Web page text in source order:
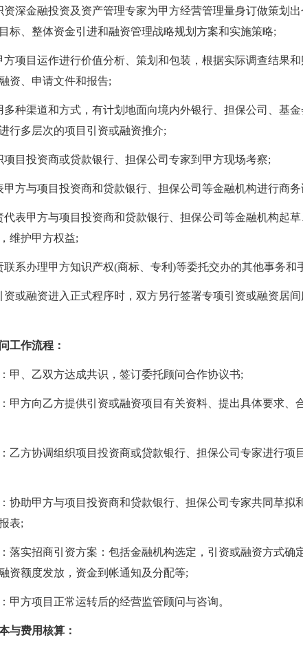
金融投资及资产管理专家为甲方经营管理量身订做策划出
标、整体资金引进和融资管理战略规划方案和实施策略;
目运作进行价值分析、策划和包装，根据实际调查结果和
资、申请文件和报告;
渠道和方式，有计划地面向境内外银行、担保公司、基金
行多层次的项目引资或融资推介;
投资商或贷款银行、担保公司专家到甲方现场考察;
与项目投资商和贷款银行、担保公司等金融机构进行商务
甲方与项目投资商和贷款银行、担保公司等金融机构起草
维护甲方权益;
办理甲方知识产权(商标、专利)等委托交办的其他事务和
融资进入正式程序时，双方另行签署专项引资或融资居间
作流程：
、乙双方达成共识，签订委托顾问合作协议书;
方向乙方提供引资或融资项目有关资料、提出具体要求、
方协调组织项目投资商或贷款银行、担保公司专家进行项
助甲方与项目投资商和贷款银行、担保公司专家共同草拟
表;
实招商引资方案：包括金融机构选定，引资或融资方式确
资额度发放，资金到帐通知及分配等;
方项目正常运转后的经营监管顾问与咨询。
费用核算：